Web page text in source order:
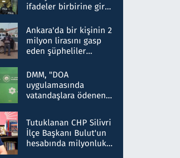
ifadeler birbirine girdi:
ifadelerinden ortaya
çıkan tablo şok etti
Ankara'da bir kişinin 2
milyon lirasını gasp
eden şüpheliler
DMM, "DOA
uygulamasında
vatandaşlara ödenen
düşürüldüğü" iddiasını
yalanladı
Tutuklanan CHP Silivri
İlçe Başkanı Bulut'un
hesabında milyonluk